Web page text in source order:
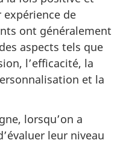
de
ont généralement
aspects tels que
l’efficacité, la
et la
lorsqu’on a
leur niveau